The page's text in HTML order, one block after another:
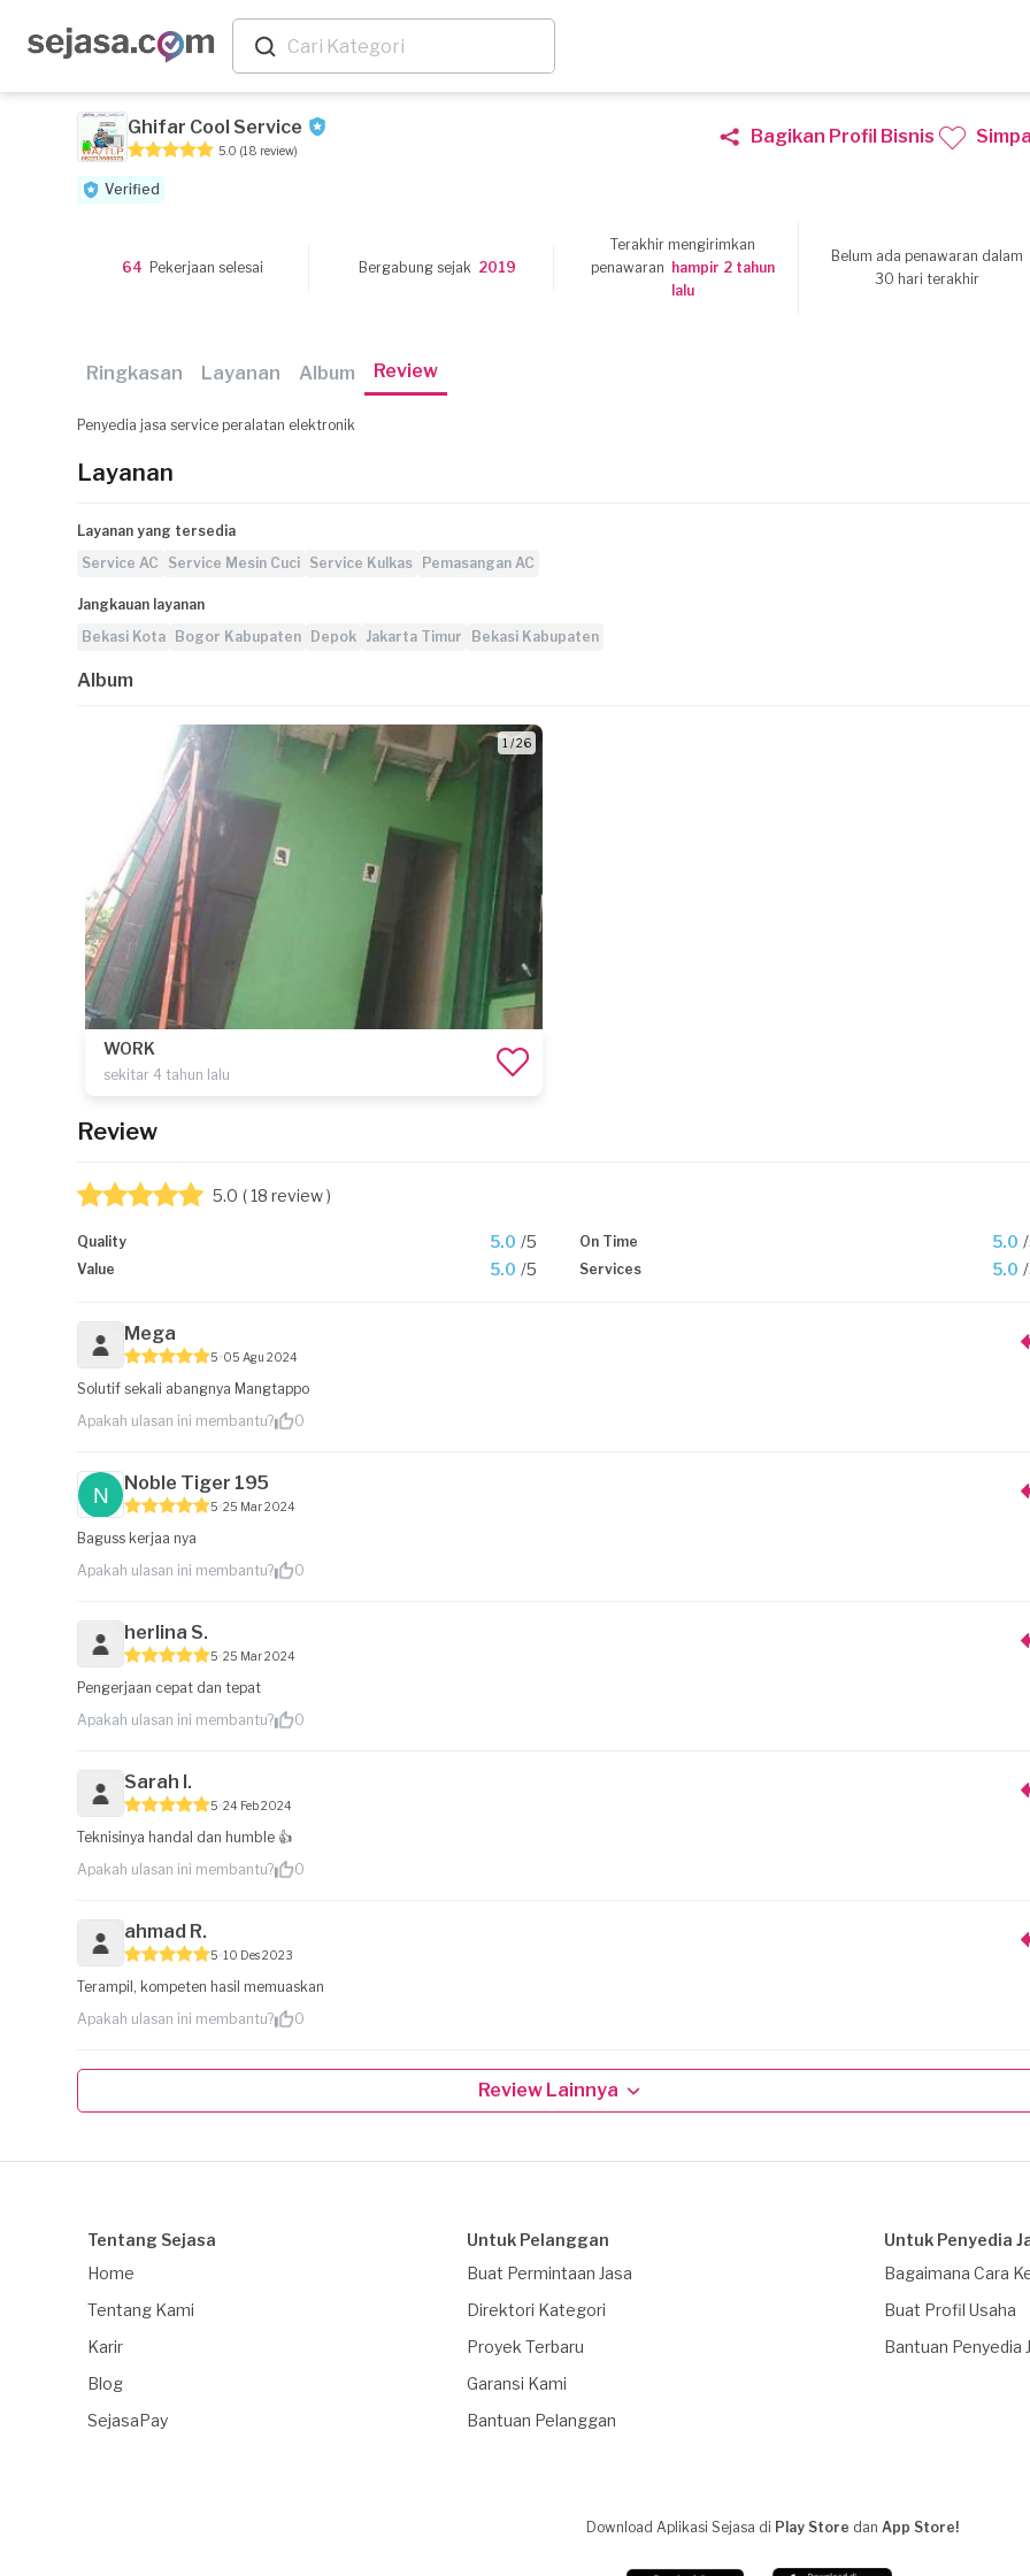
Ghifar Cool Service
5.0 (18 review)
Bagikan Profil Bisnis
Verified
64 Pekerjaan selesai Bergabung sejak 2019
Terakhir mengirimkan
penawaran hampir 2 tahun
lalu
Belum ada penawaran dalam
30 hari terakhir
Ringkasan Layanan Album Review
Penyedia jasa service peralatan elektronik
Layanan
Layanan yang tersedia
Service AC
Service Mesin Cuci Service Kulkas Pemasangan AC
Jangkauan layanan
Bekasi Kota
Bogor Kabupaten Depok Jakarta Timur Bekasi Kabupaten
Album
1 / 26
WORK
sekitar 4 tahun lalu
Review
5.0 ( 18 review )
Quality 5.0 /5 On Time 5.0
Value 5.0 /5 Services 5.0
Mega
5 05 Agu 2024
Solutif sekali abangnya Mangtappo
Apakah ulasan ini membantu?
0
Noble Tiger 195
5 25 Mar 2024
Baguss kerjaa nya
Apakah ulasan ini membantu?
0
herlina S.
5 25 Mar 2024
Pengerjaan cepat dan tepat
Apakah ulasan ini membantu?
0
Sarah I.
5 24 Feb 2024
Teknisinya handal dan humble 👍
Apakah ulasan ini membantu?
0
ahmad R.
5 10 Des 2023
Terampil, kompeten hasil memuaskan
Apakah ulasan ini membantu?
0
Review Lainnya
Tentang Sejasa
Home
Tentang Kami
Karir
Blog
SejasaPay
Untuk Pelanggan
Buat Permintaan Jasa
Direktori Kategori
Proyek Terbaru
Garansi Kami
Bantuan Pelanggan
Untuk Penyedia
Bagaimana Cara
Buat Profil Usaha
Bantuan Penyedia
Download Aplikasi Sejasa di Play Store dan App Store!